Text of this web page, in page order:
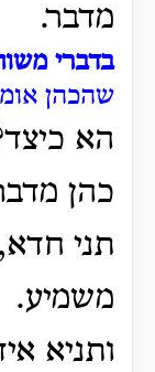
מדבר.
בדברי
שהכהן
הא
כהן
תני
משמיע.
ותניא